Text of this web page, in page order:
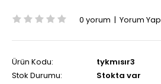
0 yorum | Yorum Yap
Ürün Kodu:
tykmısır3
Stok Durumu:
Stokta var